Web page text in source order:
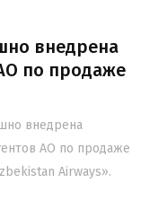
внедрена
по продаже
внедрена
АО по продаже
Airways».